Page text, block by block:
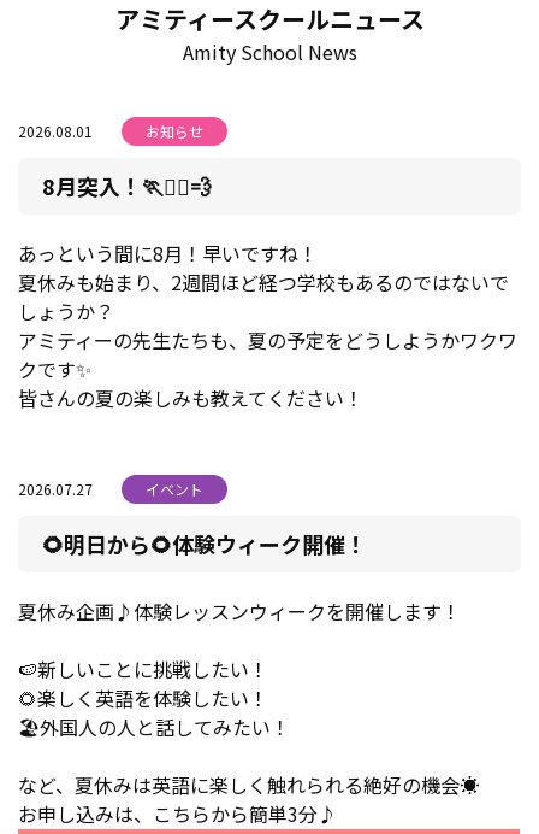
アミティースクールニュース
Amity School News
2026.08.01 お知らせ
8月突入！🏃🏃‍♀️💨
あっという間に8月！早いですね！
夏休みも始まり、2週間ほど経つ学校もあるのではないで
しょうか？
アミティーの先生たちも、夏の予定をどうしようかワクワ
クです✨
皆さんの夏の楽しみも教えてください！
2026.07.27 イベント
🌻明日から🌻体験ウィーク開催！
夏休み企画♪体験レッスンウィークを開催します！
🍉新しいことに挑戦したい！
🌻楽しく英語を体験したい！
🏖️外国人の人と話してみたい！
など、夏休みは英語に楽しく触れられる絶好の機会☀️
お申し込みは、こちらから簡単3分♪